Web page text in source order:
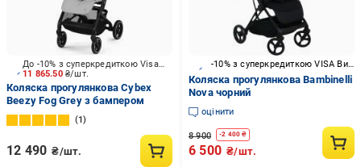
11 865.50 ₴/шт.
До -10% з суперкредиткою Visa Вигода
Коляска прогулянкова Cybex
Beezy Fog Grey з бампером
1
12 490 ₴/шт.
-10% з суперкредиткою VISA Вигода
Коляска прогулянкова Bambinelli
Nova чорний
оцінити
8 900 -2 400 ₴
6 500 ₴/шт.